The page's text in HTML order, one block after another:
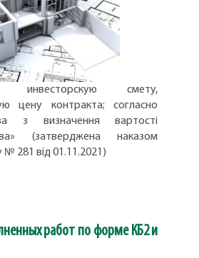
инвесторскую смету,
цену контракта; согласно
з визначення вартості
(затверджена наказом
№ 281 від 01.11.2021)
работ по форме КБ2 и